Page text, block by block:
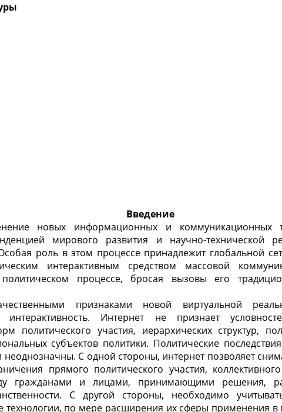
Введение
новых информационных и коммуникационных
мирового развития и научно-технической
роль в этом процессе принадлежит глобальной
интерактивным средством массовой
политическом процессе, бросая вызовы его
признаками новой виртуальной
Интернет не признает
политического участия, иерархических структур,
субъектов политики. Политические
С одной стороны, интернет позволяет
прямого политического участия,
гражданами и лицами, принимающими решения,
С другой стороны, необходимо
по мере расширения их сферы применения в